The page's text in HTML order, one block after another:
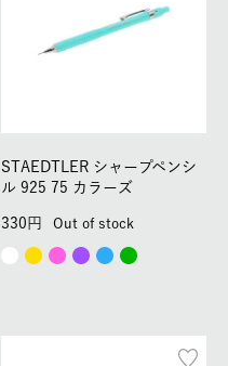
STAEDTLER シャープペンシ
ル 925 75 カラーズ
330 Out of stock